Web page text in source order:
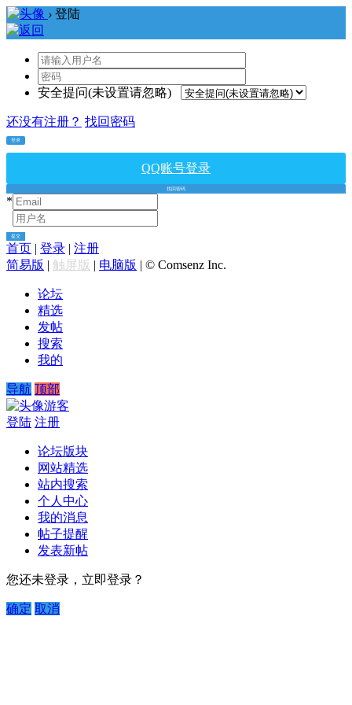
› 登陆
安全提问(未设置请忽略)
还没有注册？ 找回密码
登录
QQ账号登录
找回密码
*
提交
首页 | 登录 | 注册
简易版 | 触屏版 | 电脑版 | © Comsenz Inc.
论坛
精选
发帖
搜索
我的
导航 顶部
游客
登陆 注册
论坛版块
网站精选
站内搜索
个人中心
我的消息
帖子提醒
发表新帖
您还未登录，立即登录？
确定 取消